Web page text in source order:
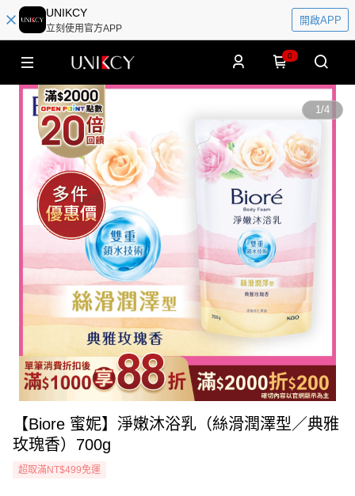
UNIKCY
立刻使用官方APP
開啟APP
0
1/4
【Biore 蜜妮】淨嫩沐浴乳（絲滑潤澤型／典雅
玫瑰香）700g
超取滿NT$499免運